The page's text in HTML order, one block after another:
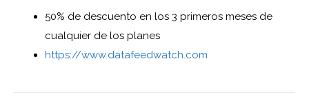
50% de descuento en los 3 primeros meses de
cualquier de los planes
https://www.datafeedwatch.com